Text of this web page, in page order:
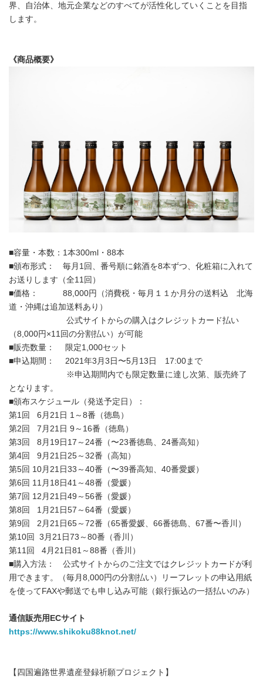
界、自治体、地元企業などのすべてが活性化していくことを目指
します。
《商品概要》
■容量・本数：1本300ml・88本
■頒布形式： 毎月1回、番号順に銘酒を8本ずつ、化粧箱に入れて
お送りします（全11回）
■価格： 88,000円（消費税・毎月１１か月分の送料込 北海
道・沖縄は追加送料あり）
公式サイトからの購入はクレジットカード払い
（8,000円×11回の分割払い）が可能
■販売数量： 限定1,000セット
■申込期間： 2021年3月3日〜5月13日 17:00まで
※申込期間内でも限定数量に達し次第、販売終了
となります。
■頒布スケジュール（発送予定日）：
第1回 6月21日 1～8番（徳島）
第2回 7月21日 9～16番（徳島）
第3回 8月19日17～24番（〜23番徳島、24番高知）
第4回 9月21日25～32番（高知）
第5回 10月21日33～40番（〜39番高知、40番愛媛）
第6回 11月18日41～48番（愛媛）
第7回 12月21日49～56番（愛媛）
第8回 1月21日57～64番（愛媛）
第9回 2月21日65～72番（65番愛媛、66番徳島、67番〜香川）
第10回 3月21日73～80番（香川）
第11回 4月21日81～88番（香川）
■購入方法： 公式サイトからのご注文ではクレジットカードが利
用できます。（毎月8,000円の分割払い）リーフレットの申込用紙
を使ってFAXや郵送でも申し込み可能（銀行振込の一括払いのみ）
通信販売用ECサイト
https://www.shikoku88knot.net/
【四国遍路世界遺産登録祈願プロジェクト】